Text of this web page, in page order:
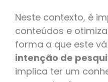
Neste contexto, é
conteúdos e
forma a que este
intenção de
implica ter um